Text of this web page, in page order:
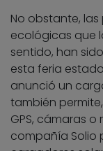
No obstante,
ecológicas que
sentido, han
esta feria
anunció un
también
GPS, cámaras o
compañía Solio